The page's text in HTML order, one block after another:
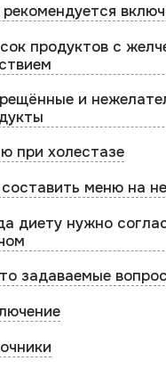
продуктов с
и
при холестазе
составить меню на
диету нужно
задаваемые